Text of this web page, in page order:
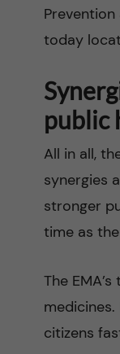
today
public
All in all,
synergies
stronger
time as
The
medicines.
citizens